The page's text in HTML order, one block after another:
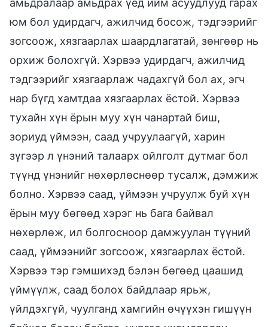
амьдралаар амьдрах үед ийм асуудлууд гарах
юм бол удирдагч, ажилчид босож, тэдгээрийг
зогсоож, хязгаарлах шаардлагатай, зөнгөөр нь
орхиж болохгүй. Хэрвээ удирдагч, ажилчид
тэдгээрийг хязгаарлаж чадахгүй бол ах, эгч
нар бүгд хамтдаа хязгаарлах ёстой. Хэрвээ
тухайн хүн ёрын муу хүн чанартай биш,
зориуд үймээн, саад учруулаагүй, харин
зүгээр л үнэний талаарх ойлголт дутмаг бол
түүнд үнэнийг нөхөрлөснөөр тусалж, дэмжиж
болно. Хэрвээ саад, үймээн учруулж буй хүн
ёрын муу бөгөөд хэрэг нь бага байвал
нөхөрлөж, ил болгосноор дамжуулан түүний
саад, үймээнийг зогсоож, хязгаарлах ёстой.
Хэрвээ тэр гэмшихэд бэлэн бөгөөд цаашид
үймүүлж, саад болох байдлаар ярьж,
үйлдэхгүй, чуулганд хамгийн өчүүхэн гишүүн